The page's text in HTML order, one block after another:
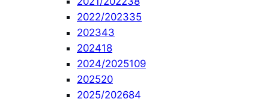
2022/202335
202343
202418
2024/2025109
202520
2025/202684